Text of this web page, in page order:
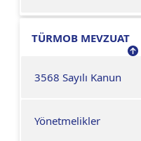
TÜRMOB MEVZUAT
3568 Sayılı Kanun
Yönetmelikler